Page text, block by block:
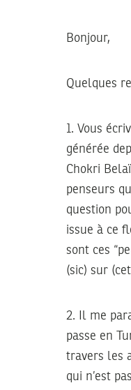
Bonjour,
Quelques
1. Vous
générée
Chokri
penseurs
question
issue à ce
sont ces
(sic) sur
2. Il me
passe en
travers les
qui n’est